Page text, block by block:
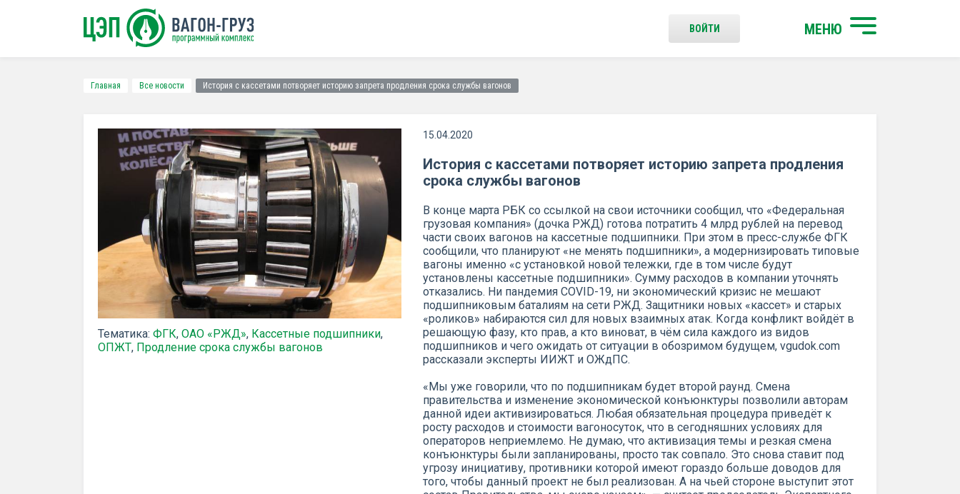
МЕНЮ
ВОЙТИ
Главная Все новости История с кассетами потворяет историю запрета продления срока службы вагонов
Тематика: ФГК, ОАО «РЖД», Кассетные подшипники,
ОПЖТ, Продление срока службы вагонов
15.04.2020
История с кассетами потворяет историю запрета продления
срока службы вагонов
В конце марта РБК со ссылкой на свои источники сообщил, что «Федеральная
грузовая компания» (дочка РЖД) готова потратить 4 млрд рублей на перевод
части своих вагонов на кассетные подшипники. При этом в пресс-службе ФГК
сообщили, что планируют «не менять подшипники», а модернизировать типовые
вагоны именно «с установкой новой тележки, где в том числе будут
установлены кассетные подшипники». Сумму расходов в компании уточнять
отказались. Ни пандемия COVID-19, ни экономический кризис не мешают
подшипниковым баталиям на сети РЖД. Защитники новых «кассет» и старых
«роликов» набираются сил для новых взаимных атак. Когда конфликт войдёт в
решающую фазу, кто прав, а кто виноват, в чём сила каждого из видов
подшипников и чего ожидать от ситуации в обозримом будущем, vgudok.com
рассказали эксперты ИИЖТ и ОЖдПС.
«Мы уже говорили, что по подшипникам будет второй раунд. Смена
правительства и изменение экономической конъюнктуры позволили авторам
данной идеи активизироваться. Любая обязательная процедура приведёт к
росту расходов и стоимости вагоносуток, что в сегодняшних условиях для
операторов неприемлемо. Не думаю, что активизация темы и резкая смена
конъюнктуры были запланированы, просто так совпало. Это снова ставит под
угрозу инициативу, противники которой имеют гораздо больше доводов для
того, чтобы данный проект не был реализован. А на чьей стороне выступит этот